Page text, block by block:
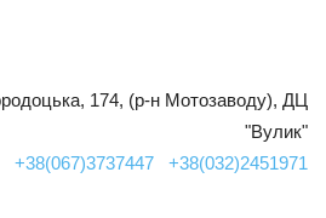
174, (р-н Мотозаводу), ДЦ
"Вулик"
+38(067)3737447 +38(032)2451971